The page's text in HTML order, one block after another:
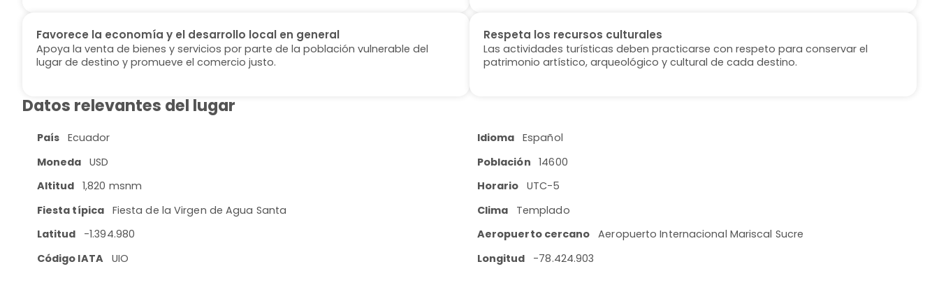
Favorece la economía y el desarrollo local en general
Apoya la venta de bienes y servicios por parte de la población vulnerable del
lugar de destino y promueve el comercio justo.
Respeta los recursos culturales
Las actividades turísticas deben practicarse con respeto para conservar el
patrimonio artístico, arqueológico y cultural de cada destino.
Datos relevantes del lugar
País Ecuador Idioma Español
Moneda USD Población
14600
Altitud
1,820 msnm Horario
UTC-5
Fiesta típica Fiesta de la Virgen de Agua Santa Clima
Templado
Latitud
-1.394.980 Aeropuerto cercano
Aeropuerto Internacional Mariscal Sucre
Código IATA
UIO Longitud -78.424.903